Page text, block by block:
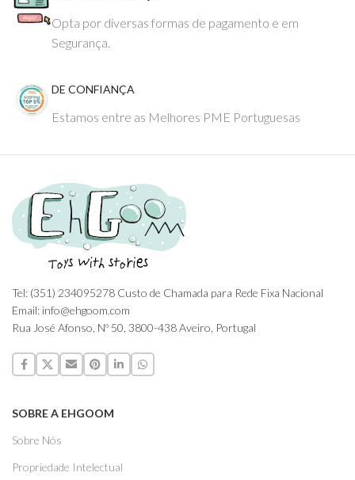
Opta por diversas formas de pagamento e em
Segurança.
DE CONFIANÇA
Estamos entre as Melhores PME Portuguesas
Tel: (351) 234095278 Custo de Chamada para Rede Fixa Nacional
Email: info@ehgoom.com
Rua José Afonso, Nº 50, 3800-438 Aveiro, Portugal
SOBRE A EHGOOM
Sobre Nós
Propriedade Intelectual